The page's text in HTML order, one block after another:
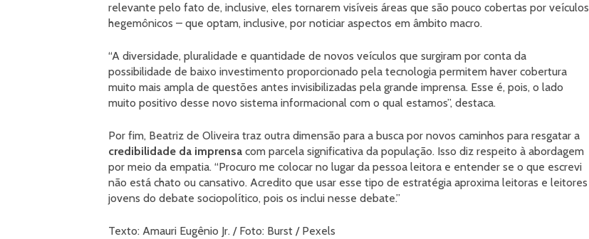
relevante pelo fato de, inclusive, eles tornarem visíveis áreas que são pouco cobertas por veículos
hegemônicos – que optam, inclusive, por noticiar aspectos em âmbito macro.
“A diversidade, pluralidade e quantidade de novos veículos que surgiram por conta da
possibilidade de baixo investimento proporcionado pela tecnologia permitem haver cobertura
muito mais ampla de questões antes invisibilizadas pela grande imprensa. Esse é, pois, o lado
muito positivo desse novo sistema informacional com o qual estamos”, destaca.
Por fim, Beatriz de Oliveira traz outra dimensão para a busca por novos caminhos para resgatar a
credibilidade da imprensa com parcela significativa da população. Isso diz respeito à abordagem
por meio da empatia. “Procuro me colocar no lugar da pessoa leitora e entender se o que escrevi
não está chato ou cansativo. Acredito que usar esse tipo de estratégia aproxima leitoras e leitores
jovens do debate sociopolítico, pois os inclui nesse debate.”
Texto: Amauri Eugênio Jr. / Foto: Burst / Pexels